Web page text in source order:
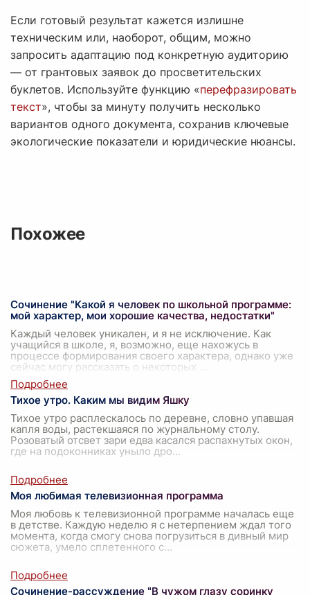
Если готовый результат кажется излишне
техническим или, наоборот, общим, можно
запросить адаптацию под конкретную аудиторию
— от грантовых заявок до просветительских
буклетов. Используйте функцию «перефразировать
текст», чтобы за минуту получить несколько
вариантов одного документа, сохранив ключевые
экологические показатели и юридические нюансы.
Похожее
Сочинение "Какой я человек по школьной программе:
мой характер, мои хорошие качества, недостатки"
Каждый человек уникален, и я не исключение. Как
учащийся в школе, я, возможно, еще нахожусь в
процессе формирования своего характера, однако уже
сейчас могу рассказать о некоторых
Тихое утро. Каким мы видим Яшку
Тихое утро расплескалось по деревне, словно упавшая
капля воды, растекшаяся по журнальному столу.
Розоватый отсвет зари едва касался распахнутых окон,
где на подоконниках уныло дро...
Моя любимая телевизионная программа
Моя любовь к телевизионной программе началась еще
в детстве. Каждую неделю я с нетерпением ждал того
момента, когда смогу снова погрузиться в дивный мир
сюжета, умело сплетенного с...
Сочинение-рассуждение "В чужом глазу соринку